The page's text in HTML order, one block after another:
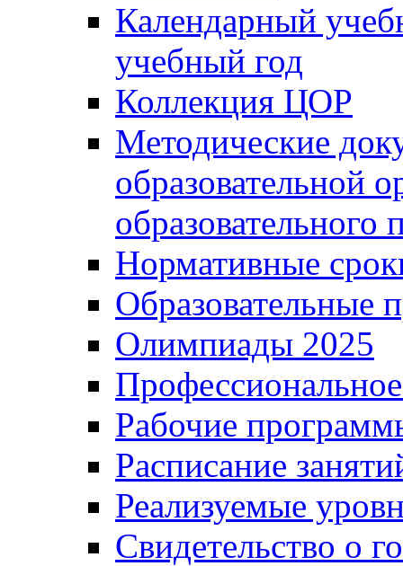
Календарный
учебный год
Коллекция ЦОР
Методические
образовательной
образовательного
Нормативные
Образовательные
Олимпиады 2025
Рабочие
Расписание
Реализуемые
Свидетельство о